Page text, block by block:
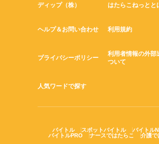
ディップ（株） はたらこねっとと
ヘルプ＆お問い合わせ 利用規約
プライバシーポリシー
利用者情報の外部
ついて
人気ワードで探す
バイトル スポットバイトル
バイトル
バイトルPRO
ナースではたらこ 介護で